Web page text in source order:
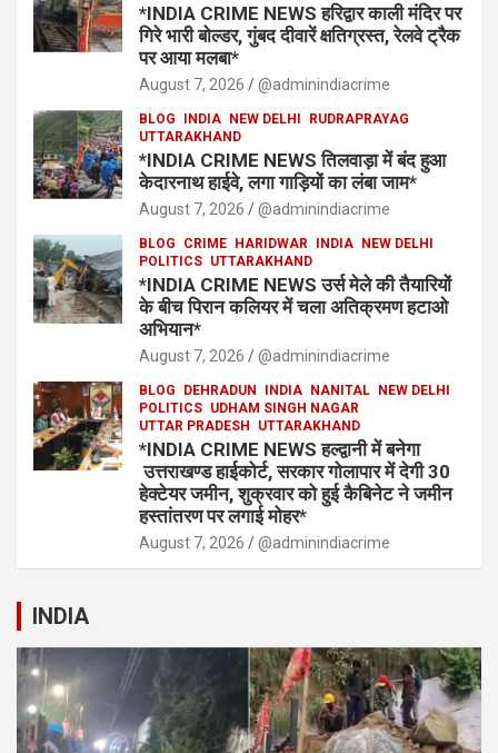
*INDIA CRIME NEWS हरिद्वार काली मंदिर पर
गिरे भारी बोल्डर, गुंबद दीवारें क्षतिग्रस्त, रेलवे ट्रैक
पर आया मलबा*
August 7, 2026 @adminindiacrime
BLOG INDIA NEW DELHI
RUDRAPRAYAG
UTTARAKHAND
*INDIA CRIME NEWS तिलवाड़ा में बंद हुआ
केदारनाथ हाईवे, लगा गाड़ियों का लंबा जाम*
August 7, 2026 @adminindiacrime
BLOG CRIME HARIDWAR INDIA NEW DELHI
POLITICS UTTARAKHAND
*INDIA CRIME NEWS उर्स मेले की तैयारियों
के बीच पिरान कलियर में चला अतिक्रमण हटाओ
अभियान*
August 7, 2026 @adminindiacrime
BLOG DEHRADUN INDIA NANITAL NEW DELHI
POLITICS UDHAM SINGH NAGAR
UTTAR PRADESH
UTTARAKHAND
*INDIA CRIME NEWS हल्द्वानी में बनेगा
उत्तराखण्ड हाईकोर्ट, सरकार गोलापार में देगी 30
हेक्टेयर जमीन, शुक्रवार को हुई कैबिनेट ने जमीन
हस्तांतरण पर लगाई मोहर*
August 7, 2026 @adminindiacrime
INDIA